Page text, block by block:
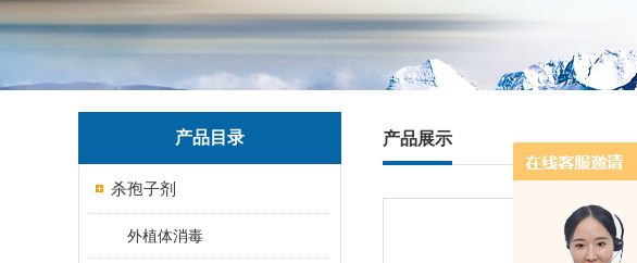
产品目录
杀孢子剂
外植体消毒
产品展示